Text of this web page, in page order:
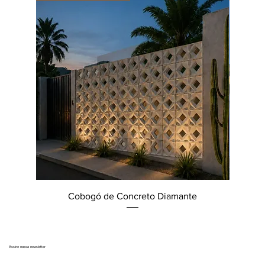
Cobogó de Concreto Diamante
Assine nossa newsletter